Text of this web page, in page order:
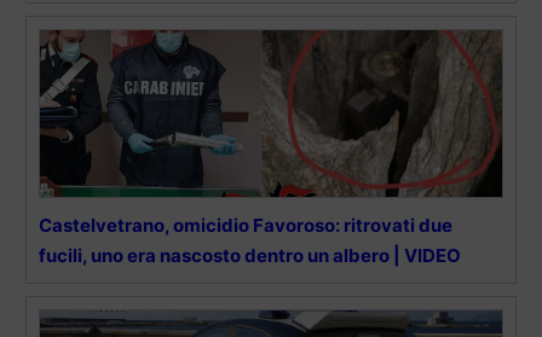
Castelvetrano, omicidio Favoroso: ritrovati due
fucili, uno era nascosto dentro un albero | VIDEO